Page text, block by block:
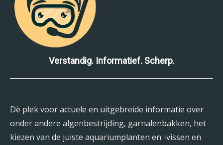
Verstandig. Informatief. Scherp.
Dè plek voor actuele en uitgebreide informatie over
onder andere algenbestrijding, garnalenbakken, het
kiezen van de juiste aquariumplanten en -vissen en